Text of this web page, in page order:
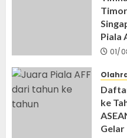
Piala
01/
ke
Gelar